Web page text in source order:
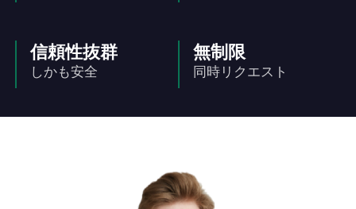
信頼性抜群
しかも安全
無制限
同時リクエスト